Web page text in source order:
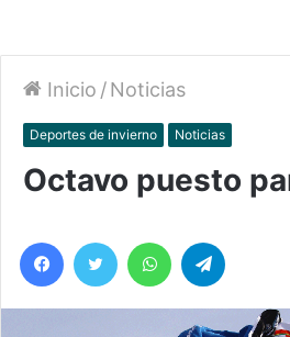
Inicio /Noticias
Deportes de invierno Noticias
Octavo puesto
Facebook
Twitter WhatsApp